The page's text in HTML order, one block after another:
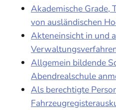
Akademische Grade,
von ausländischen
Akteneinsicht in und
Allgemein bildende
Abendrealschule
Als berechtigte